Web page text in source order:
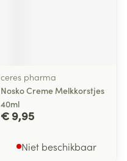
ceres pharma
Nosko Creme Melkkorstjes
40ml
€ 9,95
Niet beschikbaar